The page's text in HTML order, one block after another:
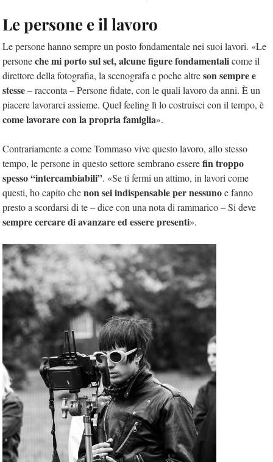
Le persone e il lavoro
Le persone hanno sempre un posto fondamentale nei suoi lavori. «Le
personeche mi porto sul set, alcune figure fondamentalicome il
direttore della fotografia, la scenografa e poche altreson sempre e
stesse– racconta – Persone fidate, con le quali lavoro da anni. È un
piacere lavorarci assieme. Quel feeling lì lo costruisci con il tempo, è
come lavorare con la propria famiglia».
Contrariamente a come Tommaso vive questo lavoro, allo stesso
tempo, le persone in questo settore sembrano esserefin troppo
spesso “intercambiabili”. «Se ti fermi un attimo, in lavori come
questi, ho capito chenon sei indispensable per nessunoe fanno
presto a scordarsi di te – dice con una nota di rammarico – Si deve
sempre cercare di avanzare ed essere presenti».